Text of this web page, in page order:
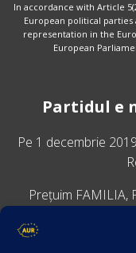
In accordance with Article
European political parties
representation in the
European
Partidul e
Pe 1 decembrie
Prețuim FAMILIA,